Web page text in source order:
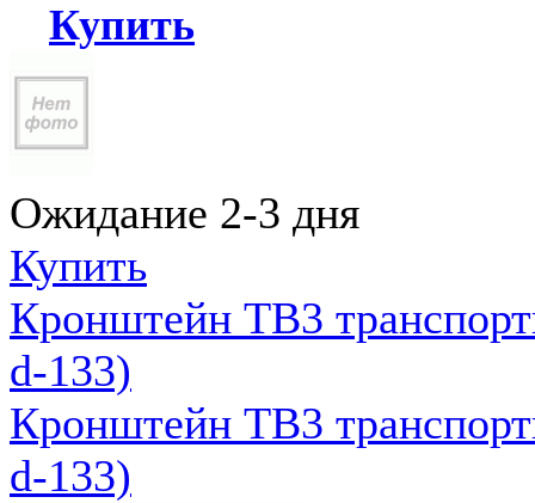
Купить
Ожидание 2-3 дня
Купить
Кронштейн ТВ3
d-133)
Кронштейн ТВ3
d-133)